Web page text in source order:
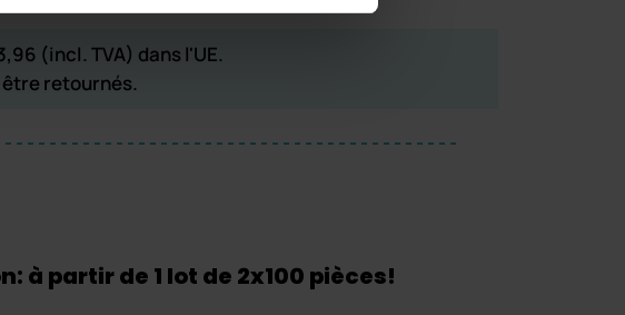
(incl. TVA) dans l'UE.
retournés.
partir de 1 lot de 2x100 pièces!